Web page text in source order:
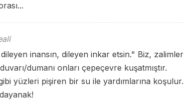
inansın, dileyen inkar etsin." Biz, zalimler
dumanı onları çepeçevre kuşatmıştır.
yüzleri pişiren bir su ile yardımlarına koşulur.